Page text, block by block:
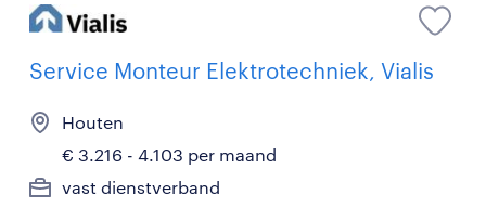
Service Monteur Elektrotechniek, Vialis
Houten
€ 3.216 - 4.103 per maand
vast dienstverband